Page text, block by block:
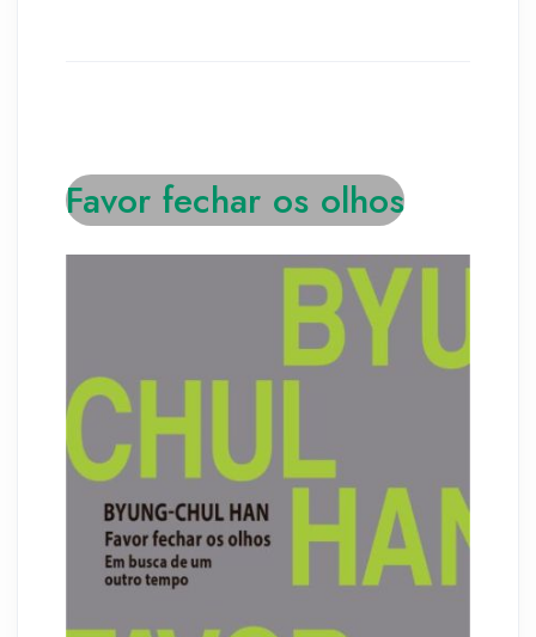
Favor fechar os olhos